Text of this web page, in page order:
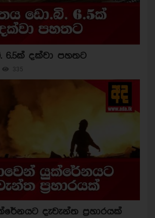
6.5ක් දක්වා පහතට
335
දැවැන්ත ප්‍රහාරයක්